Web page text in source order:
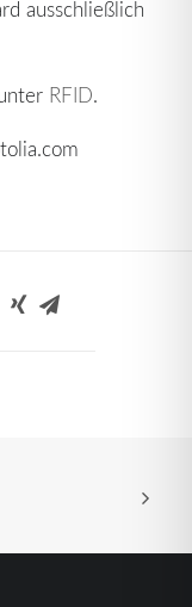
ausschließlich
RFID.